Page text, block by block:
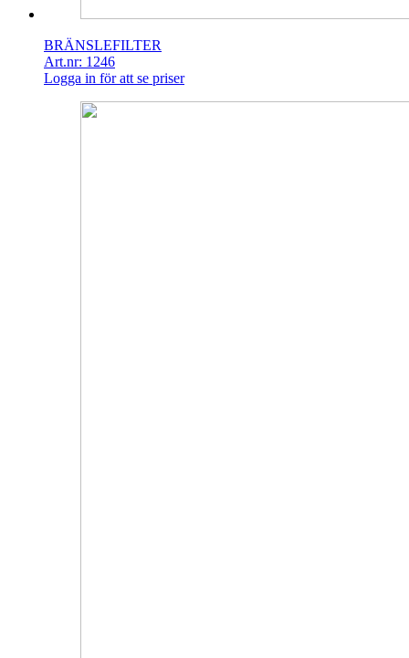
BRÄNSLEFILTER
Art.nr: 1246
Logga in för att se priser